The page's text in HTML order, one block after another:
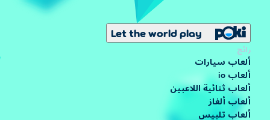
Let the world play
رائج
ألعاب سيارات
ألعاب io
ألعاب ثنائية اللاعبين
ألعاب ألغاز
ألعاب تلبيس